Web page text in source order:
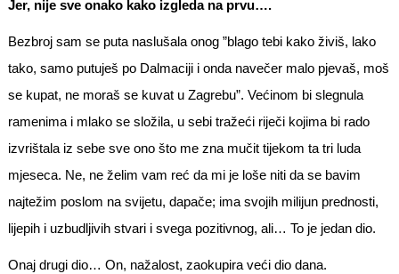
Jer, nije sve onako kako izgleda na prvu….
Bezbroj sam se puta naslušala onog ”blago tebi kako živiš, lako
tako, samo putuješ po Dalmaciji i onda navečer malo pjevaš, moš
se kupat, ne moraš se kuvat u Zagrebu”. Većinom bi slegnula
ramenima i mlako se složila, u sebi tražeći riječi kojima bi rado
izvrištala iz sebe sve ono što me zna mučit tijekom ta tri luda
mjeseca. Ne, ne želim vam reć da mi je loše niti da se bavim
najtežim poslom na svijetu, dapače; ima svojih milijun prednosti,
lijepih i uzbudljivih stvari i svega pozitivnog, ali… To je jedan dio.
Onaj drugi dio… On, nažalost, zaokupira veći dio dana.